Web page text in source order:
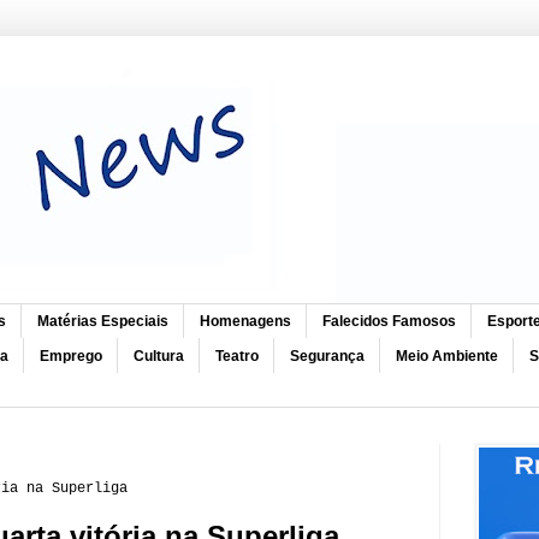
Matérias Especiais Homenagens Falecidos Famosos
Emprego Cultura Teatro Segurança Meio Ambiente
na Superliga